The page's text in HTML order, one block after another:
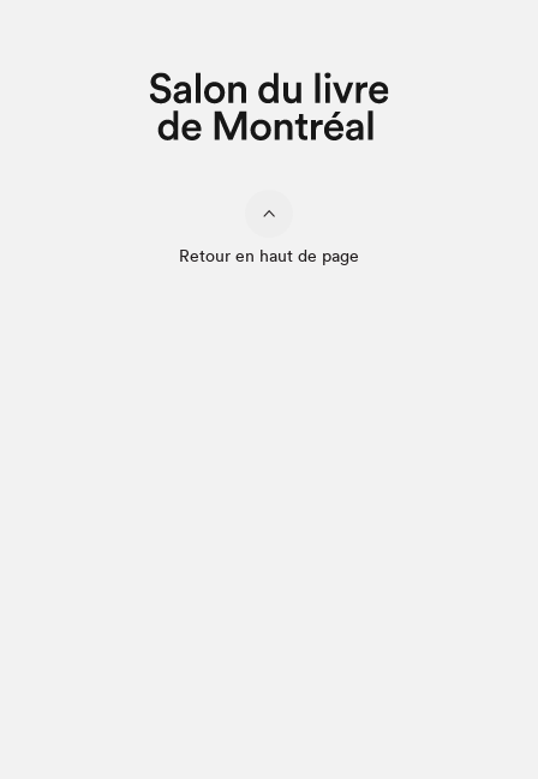
Retour en haut de page